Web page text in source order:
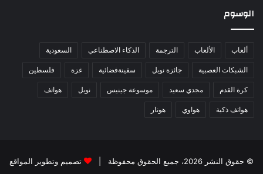
الوسوم
ألعاب الألعاب الترجمة الذكاء الاصطناعي السعودية
الشبكات العصبية جائزة نوبل سفينةفضائية غزة فلسطين
كرة القدم مجدي سعيد موسوعة جينيس نوبل هواتف
هواتف ذكية هواوي هونار
© حقوق النشر 2026، جميع الحقوق محفوظة | تصميم وتطوير المواقع